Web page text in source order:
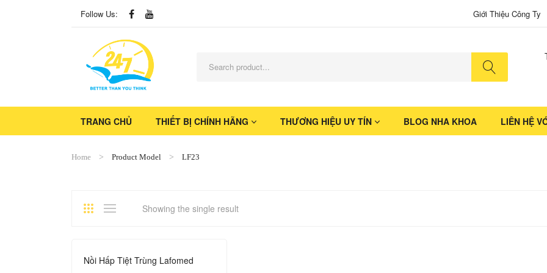
Follow Us: Giới Thiệu Công Ty
TRANG CHỦ
THIẾT BỊ CHÍNH HÃNG THƯƠNG HIỆU UY TÍN BLOG NHA KHOA LIÊN HỆ
Home Product Model LF23
Showing the single result
Nồi Hấp Tiệt Trùng Lafomed